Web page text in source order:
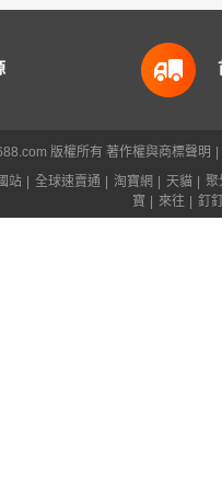
版權所有 著作權與商標聲明
站 全球速賣通 淘寶網 天貓
聚
寶
來往 釘